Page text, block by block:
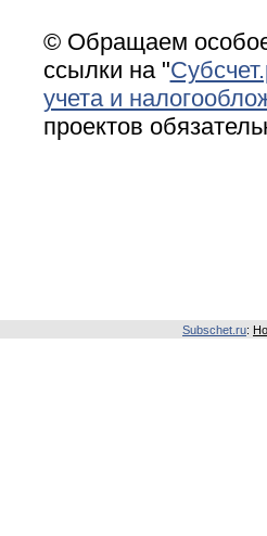
© Обращаем
ссылки на "
учета и
проектов
Subschet.ru: